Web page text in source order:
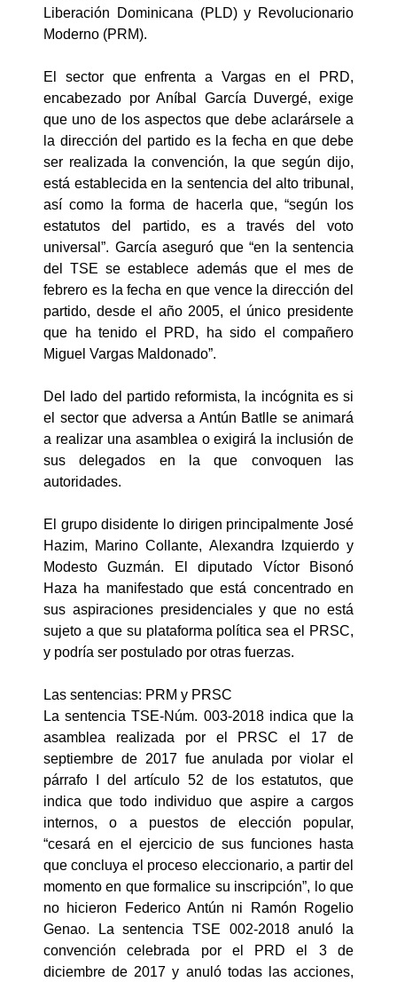
Liberación Dominicana (PLD) y Revolucionario
Moderno (PRM).
El sector que enfrenta a Vargas en el PRD,
encabezado por Aníbal García Duvergé, exige
que uno de los aspectos que debe aclarársele a
la dirección del partido es la fecha en que debe
ser realizada la convención, la que según dijo,
está establecida en la sentencia del alto tribunal,
así como la forma de hacerla que, “según los
estatutos del partido, es a través del voto
universal”. García aseguró que “en la sentencia
del TSE se establece además que el mes de
febrero es la fecha en que vence la dirección del
partido, desde el año 2005, el único presidente
que ha tenido el PRD, ha sido el compañero
Miguel Vargas Maldonado”.
Del lado del partido reformista, la incógnita es si
el sector que adversa a Antún Batlle se animará
a realizar una asamblea o exigirá la inclusión de
sus delegados en la que convoquen las
autoridades.
El grupo disidente lo dirigen principalmente José
Hazim, Marino Collante, Alexandra Izquierdo y
Modesto Guzmán. El diputado Víctor Bisonó
Haza ha manifestado que está concentrado en
sus aspiraciones presidenciales y que no está
sujeto a que su plataforma política sea el PRSC,
y podría ser postulado por otras fuerzas.
Las sentencias: PRM y PRSC
La sentencia TSE-Núm. 003-2018 indica que la
asamblea realizada por el PRSC el 17 de
septiembre de 2017 fue anulada por violar el
párrafo I del artículo 52 de los estatutos, que
indica que todo individuo que aspire a cargos
internos, o a puestos de elección popular,
“cesará en el ejercicio de sus funciones hasta
que concluya el proceso eleccionario, a partir del
momento en que formalice su inscripción”, lo que
no hicieron Federico Antún ni Ramón Rogelio
Genao. La sentencia TSE 002-2018 anuló la
convención celebrada por el PRD el 3 de
diciembre de 2017 y anuló todas las acciones,